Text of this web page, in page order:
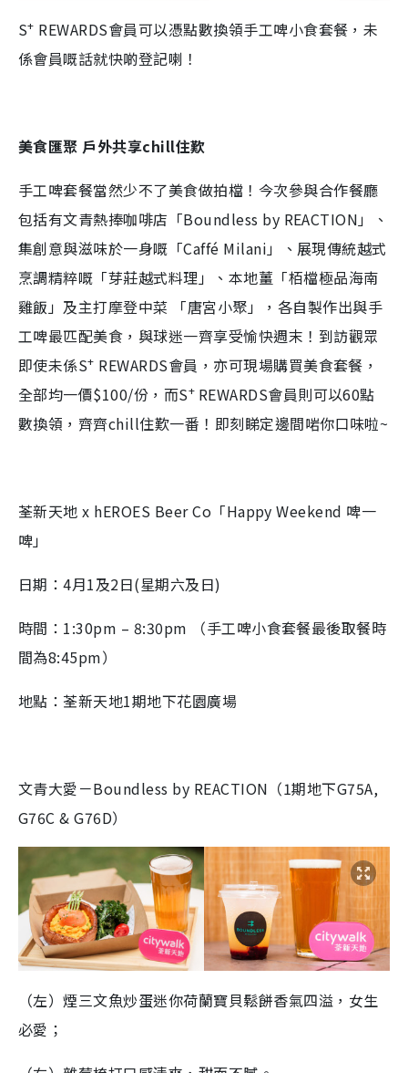
S+ REWARDS會員可以憑點數換領手工啤小食套餐，未
係會員嘅話就快啲登記喇！
美食匯聚 戶外共享chill住歎
手工啤套餐當然少不了美食做拍檔！今次參與合作餐廳
包括有文青熱捧咖啡店「Boundless by REACTION」、
集創意與滋味於一身嘅「Caffé Milani」、展現傳統越式
烹調精粹嘅「芽莊越式料理」、本地薑「栢檔極品海南
雞飯」及主打摩登中菜 「唐宮小聚」，各自製作出與手
工啤最匹配美食，與球迷一齊享受愉快週末！到訪觀眾
即使未係S+ REWARDS會員，亦可現場購買美食套餐，
全部均一價$100/份，而S+ REWARDS會員則可以60點
數換領，齊齊chill住歎一番！即刻睇定邊間啱你口味啦~
荃新天地 x hEROES Beer Co「Happy Weekend 啤一
啤」
日期：4月1及2日(星期六及日)
時間：1:30pm – 8:30pm （手工啤小食套餐最後取餐時
間為8:45pm）
地點：荃新天地1期地下花園廣場
文青大愛－Boundless by REACTION（1期地下G75A,
G76C & G76D）
（左）煙三文魚炒蛋迷你荷蘭寶貝鬆餅香氣四溢，女生
必愛；